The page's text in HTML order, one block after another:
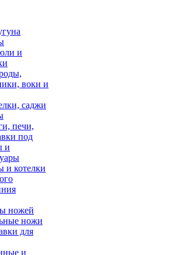
и
воки и
саджи
печи,
под
и
и котелки
ножей
ножи
для
и